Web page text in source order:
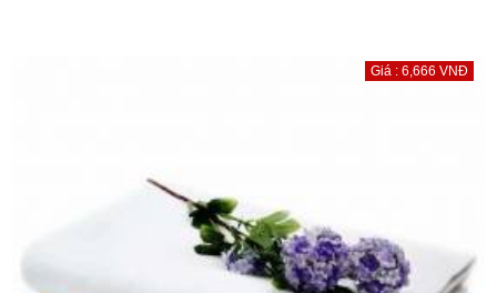
Giá : 6,666 VNĐ